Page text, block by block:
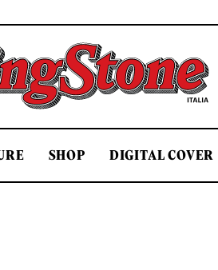
Rolling Stone Italia
SHOP DIGITAL COVER